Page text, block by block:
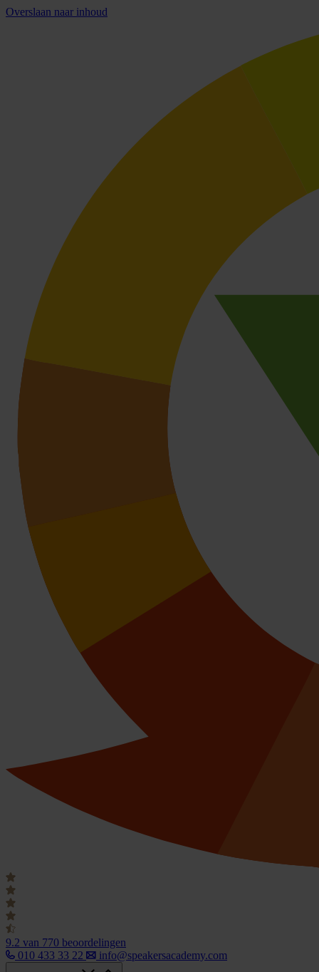
Overslaan naar inhoud
9.2 van 770 beoordelingen
010 433 33 22
info@speakersacademy.com